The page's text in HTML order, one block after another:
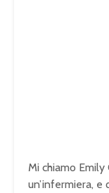
Mi chiamo
un’infermiera,